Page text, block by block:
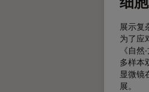
展示复
为了应
《自
多样本
显微镜
展。